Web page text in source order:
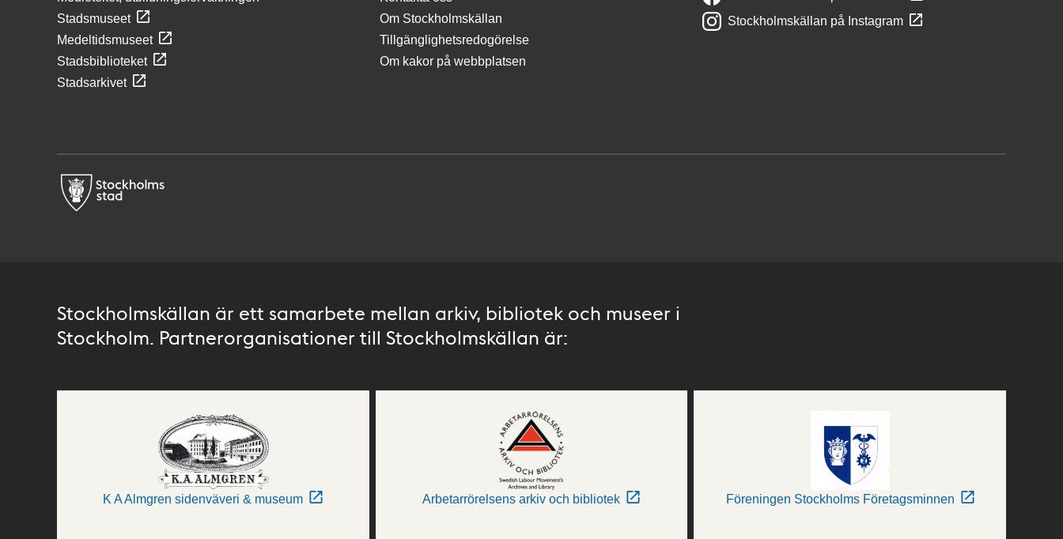
Stadsmuseet
Medeltidsmuseet
Stadsbiblioteket
Stadsarkivet
Om Stockholmskällan
Tillgänglighetsredogörelse
Om kakor på webbplatsen
Stockholmskällan på Instagram
Stockholmskällan är ett samarbete mellan arkiv, bibliotek och museer i
Stockholm. Partnerorganisationer till Stockholmskällan är:
K A Almgren sidenväveri & museum Arbetarrörelsens arkiv och bibliotek Föreningen Stockholms Företagsminnen